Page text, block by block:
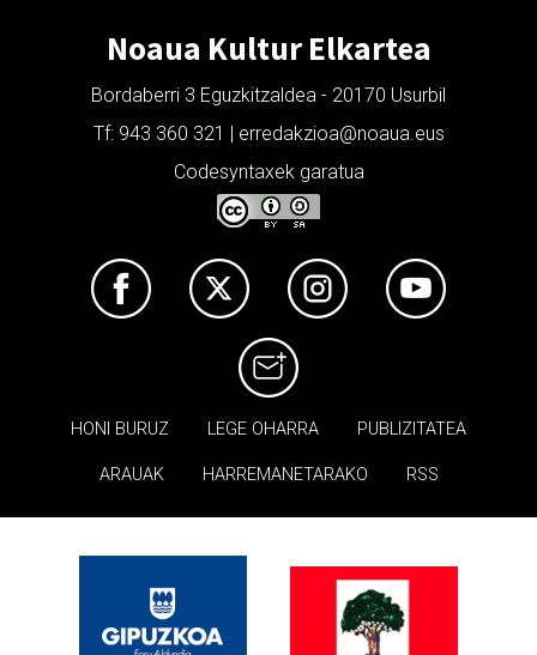
Noaua Kultur Elkartea
Bordaberri 3 Eguzkitzaldea - 20170 Usurbil
Tf: 943 360 321 | erredakzioa@noaua.eus
Codesyntaxek garatua
HONI BURUZ LEGE OHARRA PUBLIZITATEA
ARAUAK HARREMANETARAKO RSS